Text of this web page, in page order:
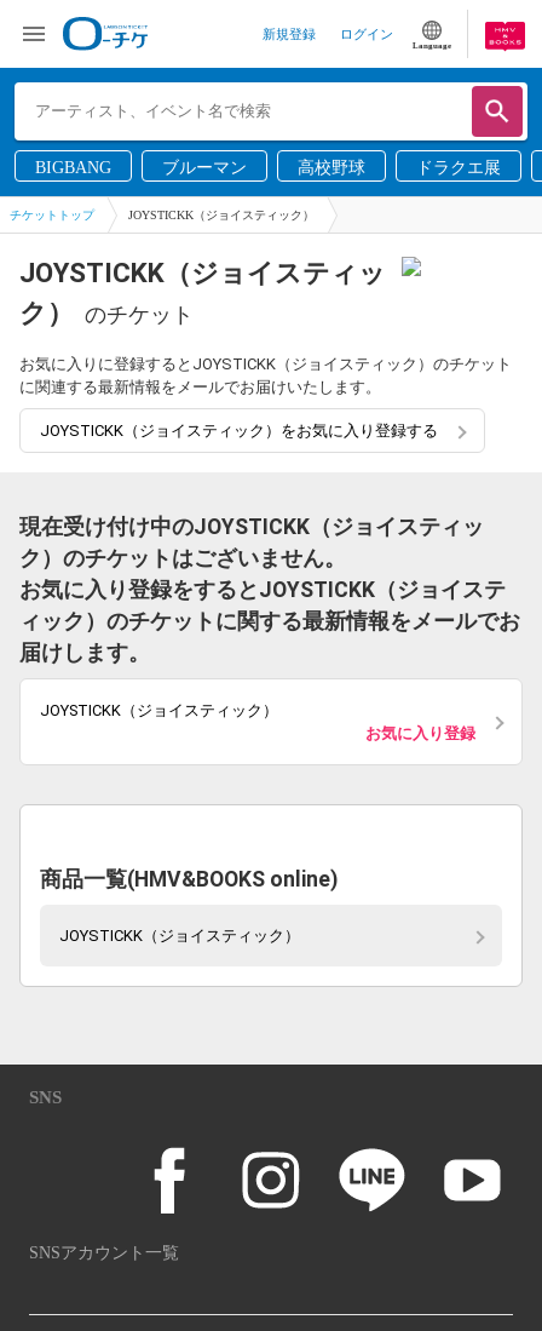
新規登録 ログイン
Language
BIGBANG ブルーマン 高校野球 ドラクエ展
チケットトップ JOYSTICKK（ジョイスティック）
JOYSTICKK（ジョイスティッ
ク）
のチケット
お気に入りに登録するとJOYSTICKK（ジョイスティック）のチケット
に関連する最新情報をメールでお届けいたします。
JOYSTICKK（ジョイスティック）をお気に入り登録する
現在受け付け中のJOYSTICKK（ジョイスティッ
ク）のチケットはございません。
お気に入り登録をするとJOYSTICKK（ジョイステ
ィック）のチケットに関する最新情報をメールでお
届けします。
JOYSTICKK（ジョイスティック）
お気に入り登録
商品一覧(HMV&BOOKS online)
JOYSTICKK（ジョイスティック）
SNS
SNSアカウント一覧